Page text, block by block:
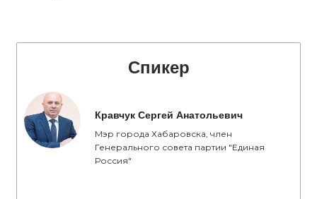
Спикер
Кравчук Сергей Анатольевич
Мэр города Хабаровска, член
Генерального совета партии "Единая
Россия"